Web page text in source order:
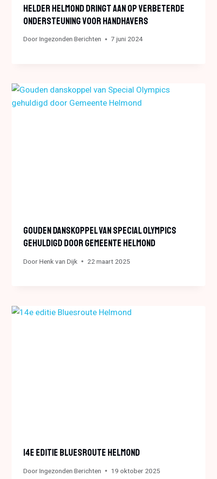
Helder Helmond Dringt Aan Op Verbeterde
Ondersteuning Voor Handhavers
DoorIngezonden Berichten 7 juni 2024
Gouden Danskoppel Van Special Olympics
Gehuldigd Door Gemeente Helmond
DoorHenk van Dijk 22 maart 2025
14e Editie Bluesroute Helmond
DoorIngezonden Berichten 19 oktober 2025